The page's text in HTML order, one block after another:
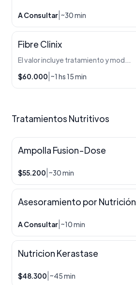
A Consultar ~30 min
Fibre Clinix
$60.000 ~1 hs 15 min
Tratamientos Nutritivos
Ampolla Fusion-Dose
$55.200 ~30 min
Asesoramiento por Nutrición
A Consultar ~10 min
Nutricion Kerastase
$48.300 ~45 min